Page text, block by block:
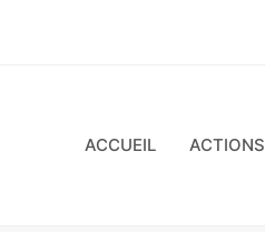
ACCUEIL ACTIONS